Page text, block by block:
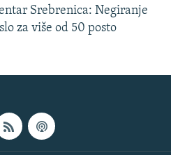
Srebrenica: Negiranje
za više od 50 posto